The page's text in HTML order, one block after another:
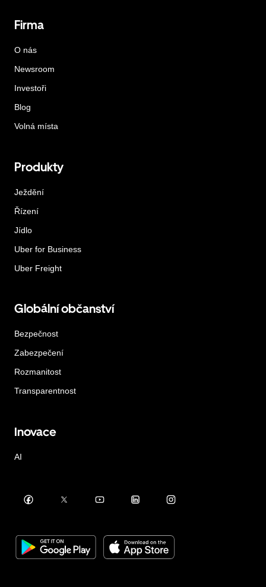
Firma
O nás
Newsroom
Investoři
Blog
Volná místa
Produkty
Ježdění
Řízení
Jídlo
Uber for Business
Uber Freight
Globální občanství
Bezpečnost
Zabezpečení
Rozmanitost
Transparentnost
Inovace
AI